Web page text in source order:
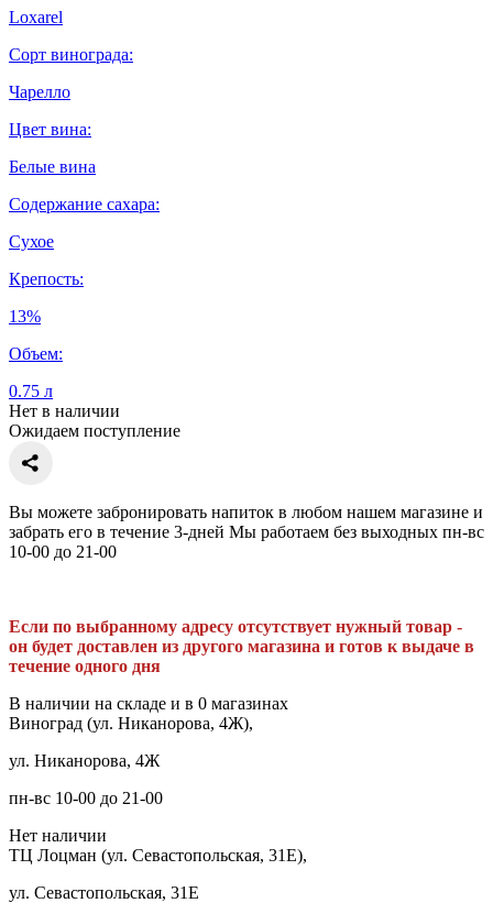
Loxarel
Сорт винограда:
Чарелло
Цвет вина:
Белые вина
Содержание сахара:
Сухое
Крепость:
13%
Объем:
0.75 л
Нет в наличии
Ожидаем поступление
Вы можете забронировать напиток в любом нашем магазине и
забрать его в течение 3-дней Мы работаем без выходных пн-вс
10-00 до 21-00
Если по выбранному адресу отсутствует нужный товар -
он будет доставлен из другого магазина и готов к выдаче в
течение одного дня
В наличии на складе и в 0 магазинах
Виноград (ул. Никанорова, 4Ж),
ул. Никанорова, 4Ж
пн-вс 10-00 до 21-00
Нет наличии
ТЦ Лоцман (ул. Севастопольская, 31Е),
ул. Севастопольская, 31Е